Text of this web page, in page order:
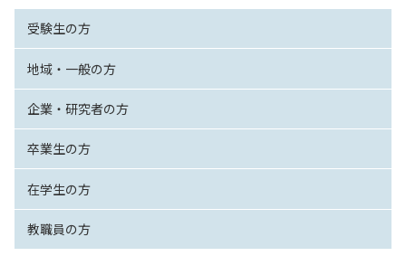
受験生の方
地域・一般の方
企業・研究者の方
卒業生の方
在学生の方
教職員の方